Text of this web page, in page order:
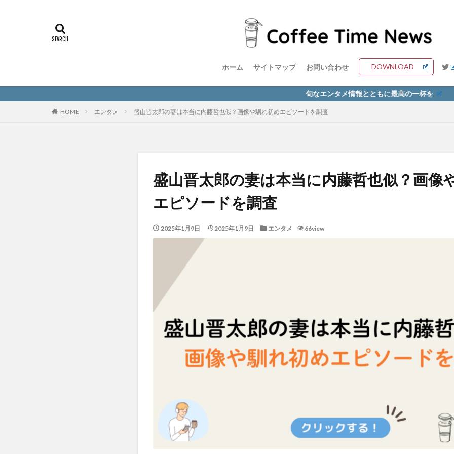
ホーム サイトマップ お問い合わせ DOWNLOAD
旬なエンタメ情報とともに最高の一杯を
HOME エンタメ 盛山晋太郎の妻は本当に内藤哲也似？画像や馴れ初めエピソードを調査
盛山晋太郎の妻は本当に内藤哲也似？画像
エピソードを調査
2025年1月9日 2025年1月9日 エンタメ 66view